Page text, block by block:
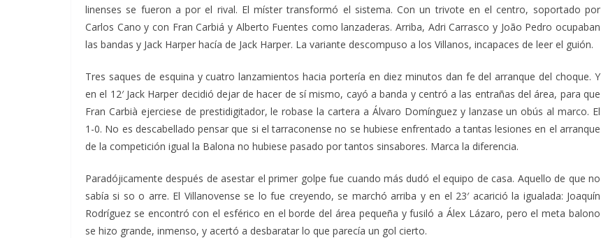
linenses se fueron a por el rival. El míster transformó el sistema. Con un trivote en el centro, soportado por
Carlos Cano y con Fran Carbiá y Alberto Fuentes como lanzaderas. Arriba, Adri Carrasco y João Pedro ocupaban
las bandas y Jack Harper hacía de Jack Harper. La variante descompuso a los Villanos, incapaces de leer el guión.
Tres saques de esquina y cuatro lanzamientos hacia portería en diez minutos dan fe del arranque del choque. Y
en el 12′ Jack Harper decidió dejar de hacer de sí mismo, cayó a banda y centró a las entrañas del área, para que
Fran Carbià ejerciese de prestidigitador, le robase la cartera a Álvaro Domínguez y lanzase un obús al marco. El
1-0. No es descabellado pensar que si el tarraconense no se hubiese enfrentado a tantas lesiones en el arranque
de la competición igual la Balona no hubiese pasado por tantos sinsabores. Marca la diferencia.
Paradójicamente después de asestar el primer golpe fue cuando más dudó el equipo de casa. Aquello de que no
sabía si so o arre. El Villanovense se lo fue creyendo, se marchó arriba y en el 23′ acarició la igualada: Joaquín
Rodríguez se encontró con el esférico en el borde del área pequeña y fusiló a Álex Lázaro, pero el meta balono
se hizo grande, inmenso, y acertó a desbaratar lo que parecía un gol cierto.